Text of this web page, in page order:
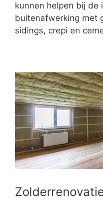
kunnen helpen bij de
buitenafwerking met
sidings, crepi en